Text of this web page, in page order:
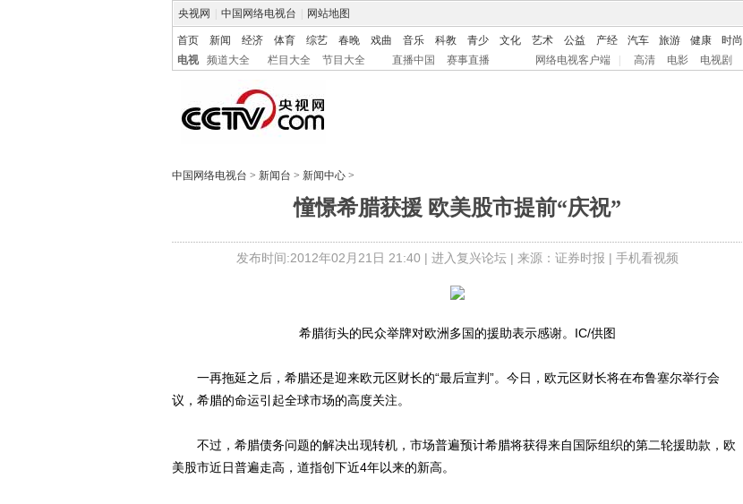
央视网 中国网络电视台 网站地图
首页 新闻 经济 体育 综艺 春晚 戏曲 音乐 科教 青少 文化 艺术 公益 产经 汽车 旅游 健康 时尚
电视
频道大全 栏目大全 节目大全 直播中国 赛事直播 网络电视客户端 高清 电影 电视剧
中国网络电视台 > 新闻台 > 新闻中心 >
憧憬希腊获援 欧美股市提前“庆祝”
发布时间:2012年02月21日 21:40 | 进入复兴论坛| 来源：证券时报 | 手机看视频
希腊街头的民众举牌对欧洲多国的援助表示感谢。IC/供图
一再拖延之后，希腊还是迎来欧元区财长的“最后宣判”。今日，欧元区财长将在布鲁塞尔举行会
议，希腊的命运引起全球市场的高度关注。
不过，希腊债务问题的解决出现转机，市场普遍预计希腊将获得来自国际组织的第二轮援助款，欧
美股市近日普遍走高，道指创下近4年以来的新高。